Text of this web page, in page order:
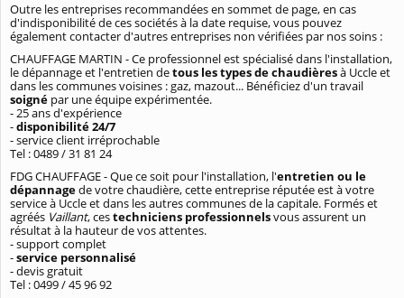
Outre les entreprises recommandées en sommet de page, en cas
d'indisponibilité de ces sociétés à la date requise, vous pouvez
également contacter d'autres entreprises non vérifiées par nos soins :
CHAUFFAGE MARTIN - Ce professionnel est spécialisé dans l'installation,
le dépannage et l'entretien detous les types de chaudièresà Uccle et
dans les communes voisines : gaz, mazout... Bénéficiez d'un travail
soigné par une équipe expérimentée.
- 25 ans d'expérience
-disponibilité 24/7
- service client irréprochable
Tel :0489 / 31 81 24
FDG CHAUFFAGE - Que ce soit pour l'installation, l'entretien ou le
dépannagede votre chaudière, cette entreprise réputée est à votre
service à Uccle et dans les autres communes de la capitale. Formés et
agréés Vaillant, cestechniciens professionnelsvous assurent un
résultat à la hauteur de vos attentes.
- support complet
-service personnalisé
- devis gratuit
Tel : 0499 / 45 96 92